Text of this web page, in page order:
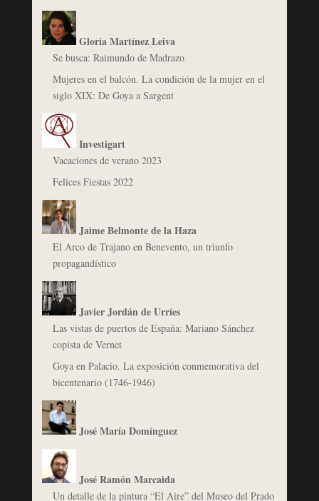
Gloria Martínez Leiva
Se busca: Raimundo de Madrazo
Mujeres en el balcón. La condición de la mujer en el
siglo XIX: De Goya a Sargent
Investigart
Vacaciones de verano 2023
Felices Fiestas 2022
Jaime Belmonte de la Haza
El Arco de Trajano en Benevento, un triunfo
propagandístico
Javier Jordán de Urríes
Las vistas de puertos de España: Mariano Sánchez
copista de Vernet
Goya en Palacio. La exposición conmemorativa del
bicentenario (1746-1946)
José María Domínguez
José Ramón Marcaida
Un detalle de la pintura “El Aire” del Museo del Prado